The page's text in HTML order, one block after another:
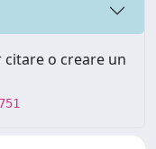
o creare un